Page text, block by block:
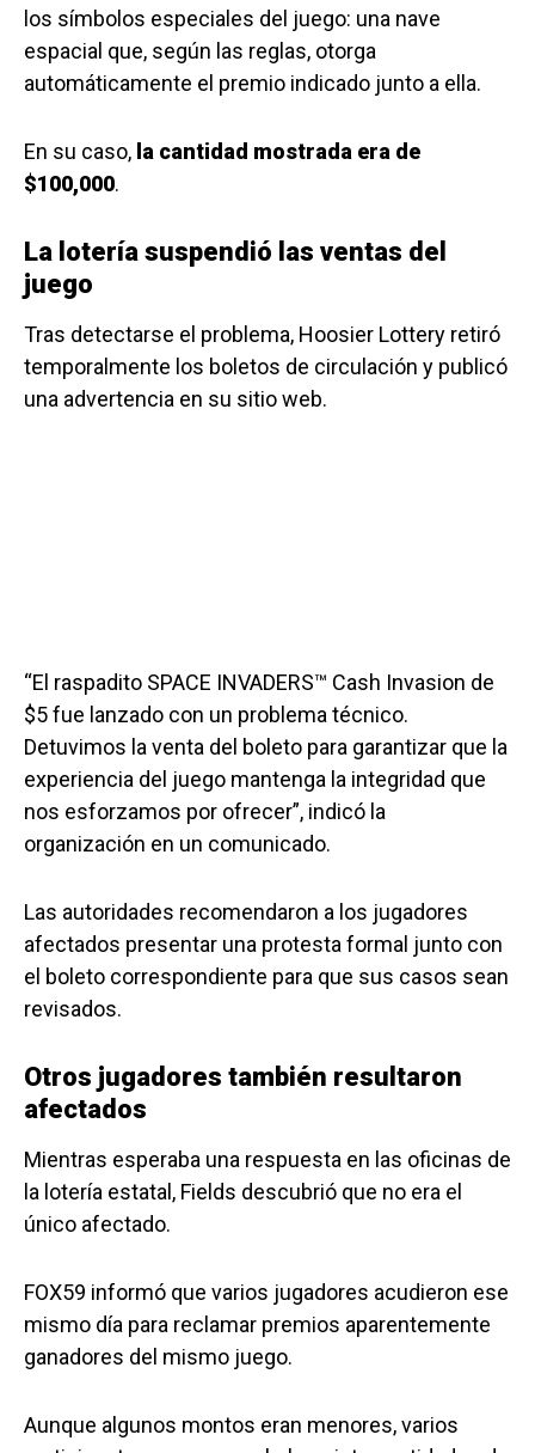
los símbolos especiales del juego: una nave
espacial que, según las reglas, otorga
automáticamente el premio indicado junto a ella.
En su caso, la cantidad mostrada era de
$100,000.
La lotería suspendió las ventas del
juego
Tras detectarse el problema, Hoosier Lottery retiró
temporalmente los boletos de circulación y publicó
una advertencia en su sitio web.
“El raspadito SPACE INVADERS™ Cash Invasion de
$5 fue lanzado con un problema técnico.
Detuvimos la venta del boleto para garantizar que la
experiencia del juego mantenga la integridad que
nos esforzamos por ofrecer”, indicó la
organización en un comunicado.
Las autoridades recomendaron a los jugadores
afectados presentar una protesta formal junto con
el boleto correspondiente para que sus casos sean
revisados.
Otros jugadores también resultaron
afectados
Mientras esperaba una respuesta en las oficinas de
la lotería estatal, Fields descubrió que no era el
único afectado.
FOX59 informó que varios jugadores acudieron ese
mismo día para reclamar premios aparentemente
ganadores del mismo juego.
Aunque algunos montos eran menores, varios